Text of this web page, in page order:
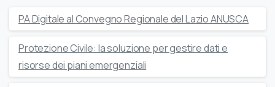
PA Digitale al Convegno Regionale del Lazio ANUSCA
Protezione Civile: la soluzione per gestire dati e
risorse dei piani emergenziali